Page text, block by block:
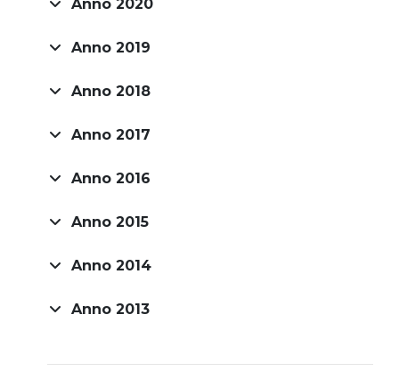
Anno 2020
Anno 2019
Anno 2018
Anno 2017
Anno 2016
Anno 2015
Anno 2014
Anno 2013